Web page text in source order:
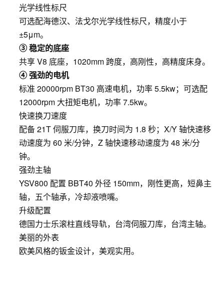
光学线性标尺
可选配海德汉、法戈尔光学线性标尺，精度小于
±5μm。
③ 稳定的底座
共享 V8 底座，1020mm 跨度，高刚性，高精度床身。
④ 强劲的电机
标准 20000rpm BT30 高速电机，功率 5.5kw；可选配
12000rpm 大扭矩电机，功率 7.5kw。
快速换刀速度
配备 21T 伺服刀库，换刀时间为 1.8 秒；X/Y 轴快速移
动速度为 60 米/分钟，Z 轴快速移动速度为 48 米/分
钟。
强劲主轴
YSV800 配置 BBT40 外径 150mm，刚性更高，短鼻主
轴，五个轴承，冷却液喷嘴。
升级配置
德国力士乐滚柱直线导轨，台湾伺服刀库，台湾主轴。
美丽的外表
欧美风格的钣金设计，美观实用。